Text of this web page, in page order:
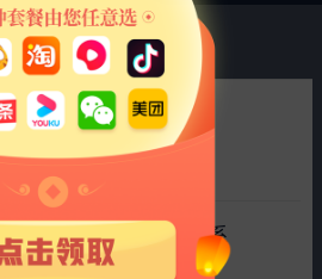
路由器展锐中兴微
联通 流量 1500G
03/11
流量卡插拔卡需要的联系
电信 | 流量 100G